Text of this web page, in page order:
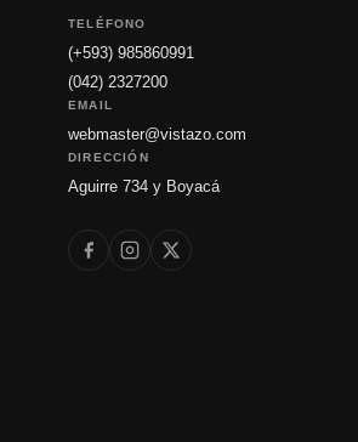
TELÉFONO
(+593) 985860991
(042) 2327200
EMAIL
webmaster@vistazo.com
DIRECCIÓN
Aguirre 734 y Boyacá